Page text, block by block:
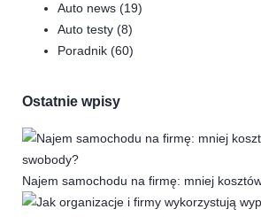
Auto news (19)
Auto testy (8)
Poradnik (60)
Ostatnie wpisy
Najem samochodu na firmę: mniej